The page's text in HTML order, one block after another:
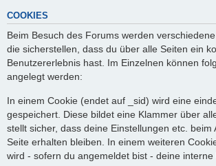
COOKIES
Beim Besuch des Forums werden
die sicherstellen, dass du über alle Seiten ein
Benutzererlebnis hast. Im Einzelnen können
angelegt werden:
In einem Cookie (endet auf _sid) wird eine
gespeichert. Diese bildet eine Klammer über
stellt sicher, dass deine Einstellungen etc. beim
Seite erhalten bleiben. In einem weiteren
wird - sofern du angemeldet bist - deine interne